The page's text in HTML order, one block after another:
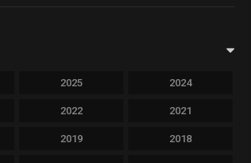
2025 2024
2022 2021
2019 2018